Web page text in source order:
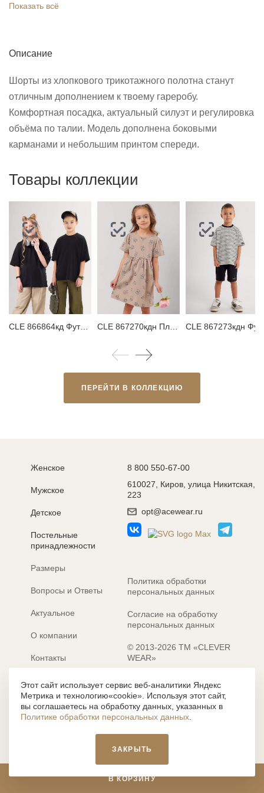
В КОРЗИНУ
Показать всё
Описание
Шорты из хлопкового трикотажного полотна станут
отличным дополнением к твоему гареробу.
Комфортная посадка, актуальный силуэт и регулировка
объёма по талии. Модель дополнена боковыми
карманами и небольшим принтом спереди.
Товары коллекции
CLE 866864кд Футболка детская
ПЕРЕЙТИ В КОЛЛЕКЦИЮ
Женское
Мужское
Детское
Постельные
принадлежности
Размеры
Вопросы и Ответы
Актуальное
О компании
Контакты
Электронные каталоги
8 800 550-67-00
610027, Киров, улица Никитская,
223
opt@acewear.ru
Политика обработки
персональных данных
Согласие на обработку
персональных данных
© 2013-2026 ТМ «CLEVER
WEAR»
Разработка сайта: MACHAON
Все содержание, представленное или отраженное на сайте
https://clever-style.ru, включая, но не ограничиваясь, текстом,
графикой, фотографиями, иллюстрациями и т.д., являются
объектами авторского права, использование которых, без
письменного разрешения администрации и без активной
влечет наложение ответственности с действующим
законодательством РФ.
Этот сайт использует сервис веб-аналитики Яндекс
Метрика и технологию«cookie». Используя этот сайт,
вы соглашаетесь на обработку данных, указанных в
Политике обработки персональных данных
ЗАКРЫТЬ